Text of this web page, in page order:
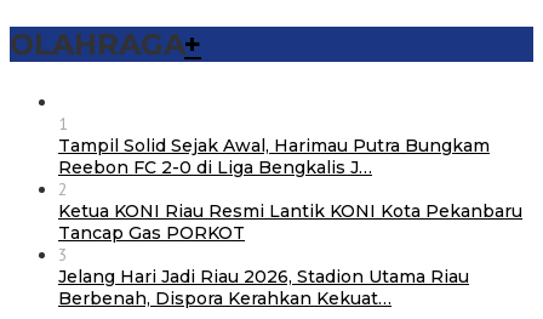
OLAHRAGA+
1
Tampil Solid Sejak Awal, Harimau Putra Bungkam
Reebon FC 2-0 di Liga Bengkalis J…
2
Ketua KONI Riau Resmi Lantik KONI Kota Pekanbaru
Tancap Gas PORKOT
3
Jelang Hari Jadi Riau 2026, Stadion Utama Riau
Berbenah, Dispora Kerahkan Kekuat…